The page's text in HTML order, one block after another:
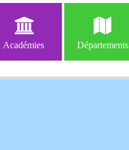
Académies Départements